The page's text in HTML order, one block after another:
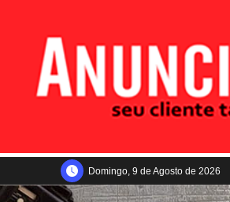
Domingo, 9 de Agosto de 2026